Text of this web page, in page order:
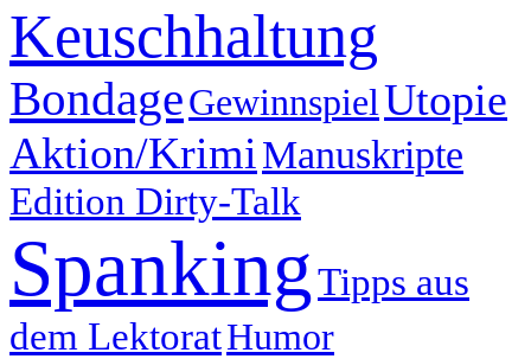
Keuschhaltung
BondageGewinnspielUtopie
Aktion/Krimi Manuskripte
Edition Dirty-Talk
SpankingTipps aus
dem LektoratHumor